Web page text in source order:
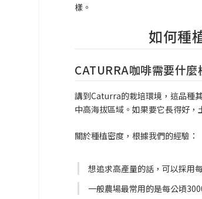
樣。
如何種
CATURRA咖啡需要什
講到Caturra的栽培環境，這品種
中高海拔區域。如果要它長得好
關於種植密度，根據我們的經驗：
想追求高產量的話，可以採用
一般農場最常用的是每公頃